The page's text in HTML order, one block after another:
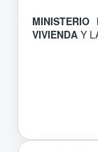
VIVIENDA Y